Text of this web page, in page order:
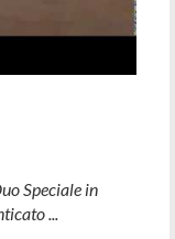
Speciale in
...